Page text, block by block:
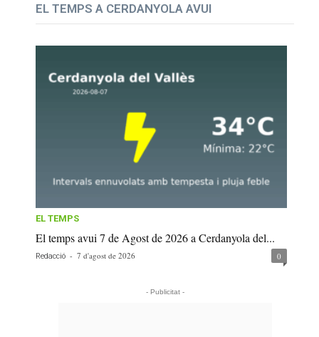
EL TEMPS A CERDANYOLA AVUI
EL TEMPS
El temps avui 7 de Agost de 2026 a Cerdanyola del...
Redacció - 7 d'agost de 2026 0
- Publicitat -